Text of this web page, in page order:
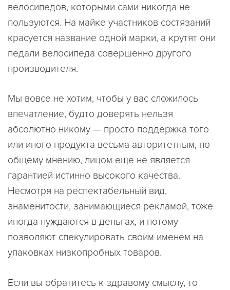
велосипедов, которыми сами никогда не
пользуются. На майке участников состязаний
красуется название одной марки, а крутят они
педали велосипеда совершенно другого
производителя.
Мы вовсе не хотим, чтобы у вас сложилось
впечатление, будто доверять нельзя
абсолютно никому — просто поддержка того
или иного продукта весьма авторитетным, по
общему мнению, лицом еще не является
гарантией истинно высокого качества.
Несмотря на респектабельный вид,
знаменитости, занимающиеся рекламой, тоже
иногда нуждаются в деньгах, и потому
позволяют спекулировать своим именем на
упаковках низкопробных товаров.
Если вы обратитесь к здравому смыслу, то